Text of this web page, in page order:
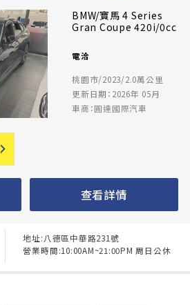
BMW/寶馬 4 Series
Gran Coupe 420i/0cc
電洽
桃園市/2023/2.0萬公里
更新日期：2026年 05月
車商：圓達國際汽車
查看詳情
地址:八德區中華路231號
營業時間:10:00AM~21:00PM 周日公休